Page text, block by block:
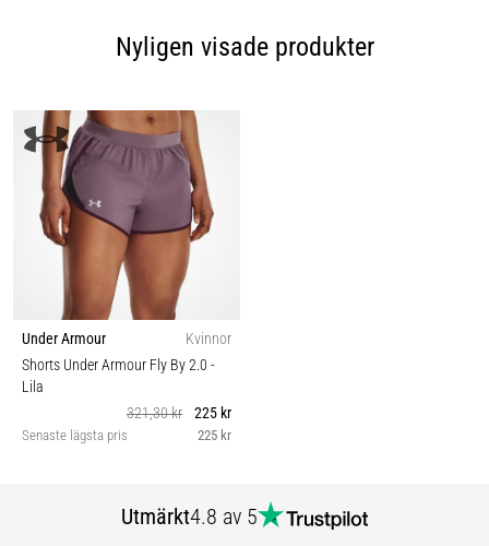
Nyligen visade produkter
Under Armour
Kvinnor
Shorts Under Armour Fly By 2.0 -
Lila
321,30 kr
225 kr
Senaste lägsta pris 225 kr
Utmärkt4.8 av 5